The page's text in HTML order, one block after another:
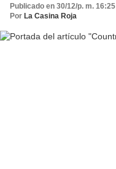
Publicado en 30/12/p. m. 16:25
Por La Casina Roja